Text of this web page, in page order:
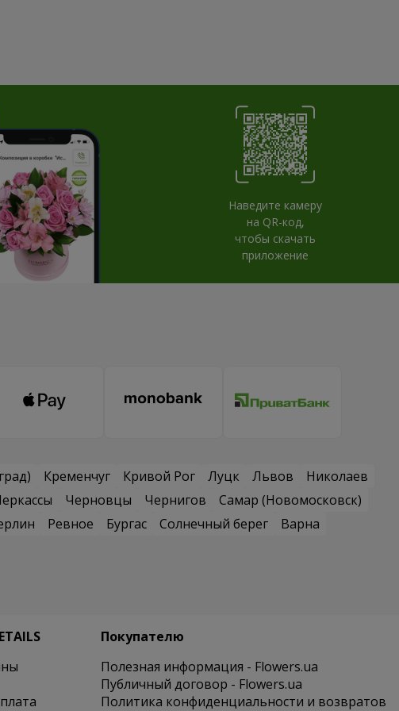
Наведите камеру
на QR-код,
чтобы скачать
приложение
Кременчуг Кривой Рог Луцк Львов
Николаев
Черновцы Чернигов
Самар (Новомосковск)
Ревное Бургас Солнечный берег
Варна
Покупателю
Полезная информация - Flowers.ua
Публичный договор - Flowers.ua
Политика конфиденциальности и возвратов